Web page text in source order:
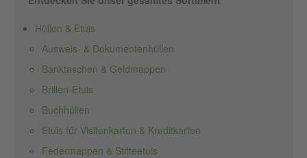
Hüllen & Etuis
Ausweis- & Dokumentenhüllen
Banktaschen & Geldmappen
Brillen-Etuis
Buchhüllen
Etuis für Visitenkarten & Kreditkarten
Federmappen & Stifteetuis